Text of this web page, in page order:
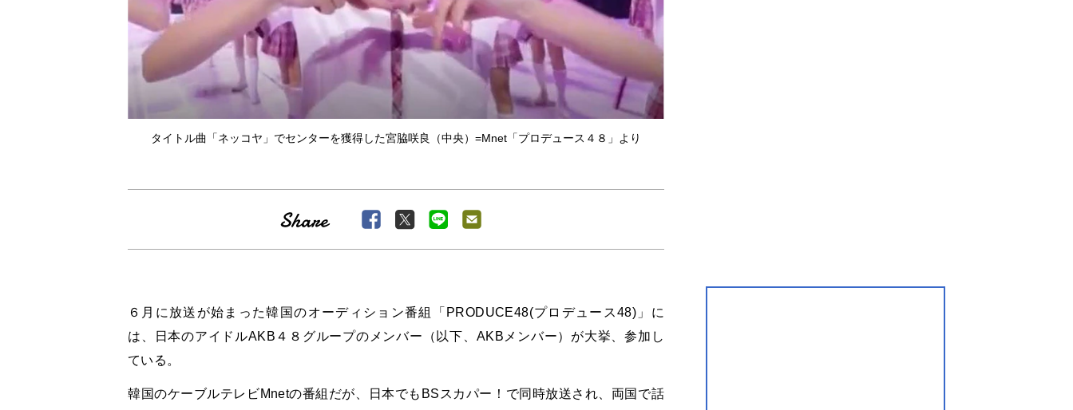
タイトル曲「ネッコヤ」でセンターを獲得した宮脇咲良（中央）=Mnet「プロデュース４８」より
６月に放送が始まった韓国のオーディション番組「PRODUCE48(プロデュース48)」に
は、日本のアイドルAKB４８グループのメンバー（以下、 AKB メンバー）が大挙、参加し
ている。
韓国のケーブルテレビMnetの番組だが、日本でもBSスカパー！で同時放送され、両国で話